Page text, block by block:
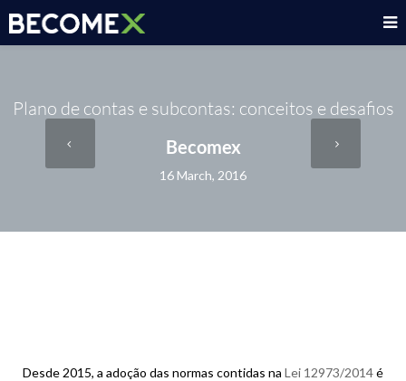
Plano de contas e subcontas: conceitos e desafios
Becomex
16 March, 2016
Desde 2015, a adoção das normas contidas na Lei 12973/2014é